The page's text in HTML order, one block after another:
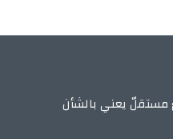
يعني بالشأن